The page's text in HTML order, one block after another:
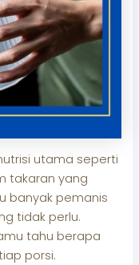
utama seperti
takaran yang
banyak pemanis
tidak perlu.
tahu berapa
porsi.